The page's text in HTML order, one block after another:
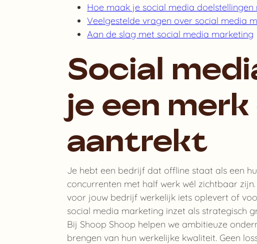
Hoe maak je social media doelstellingen
Veelgestelde vragen over social media
Aan de slag met social media marketing
Social
je een
aantrekt
Je hebt een bedrijf dat offline staat als een
concurrenten met half werk wél zichtbaar
voor jouw bedrijf werkelijk iets oplevert of
social media marketing inzet als strategisch
Bij Shoop Shoop helpen we ambitieuze
brengen van hun werkelijke kwaliteit. Geen